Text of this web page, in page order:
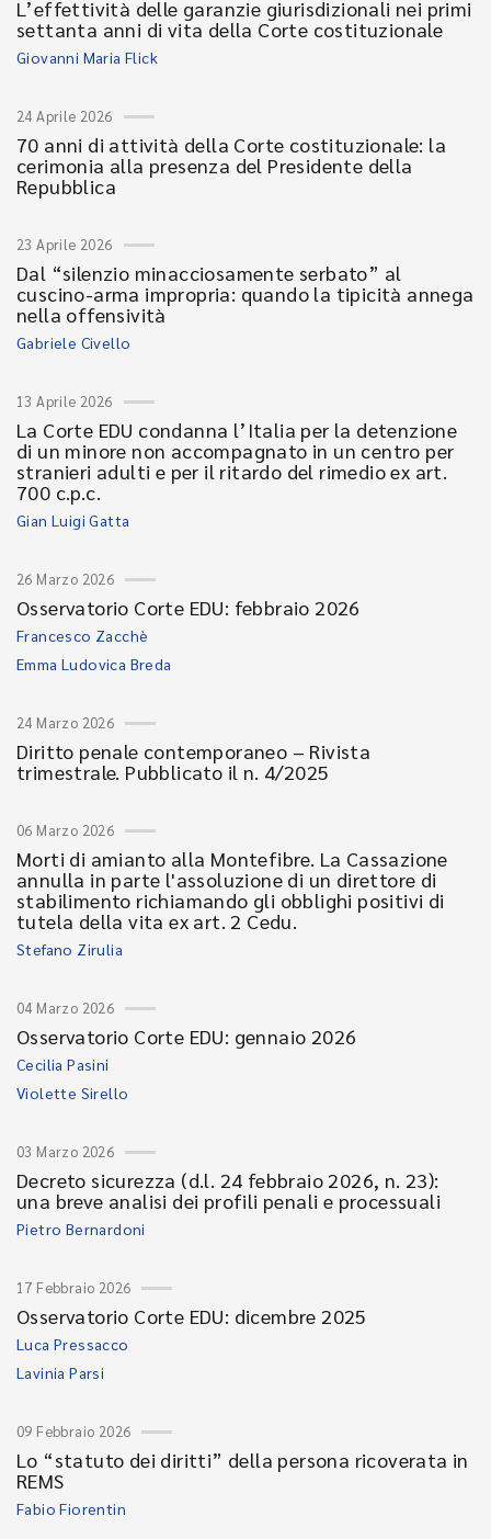
L’effettività delle garanzie giurisdizionali nei primi
settanta anni di vita della Corte costituzionale
Giovanni Maria Flick
24 Aprile 2026
70 anni di attività della Corte costituzionale: la
cerimonia alla presenza del Presidente della
Repubblica
23 Aprile 2026
Dal “silenzio minacciosamente serbato” al
cuscino-arma impropria: quando la tipicità annega
nella offensività
Gabriele Civello
13 Aprile 2026
La Corte EDU condanna l’Italia per la detenzione
di un minore non accompagnato in un centro per
stranieri adulti e per il ritardo del rimedio ex art.
700 c.p.c.
Gian Luigi Gatta
26 Marzo 2026
Osservatorio Corte EDU: febbraio 2026
Francesco Zacchè
Emma Ludovica Breda
24 Marzo 2026
Diritto penale contemporaneo – Rivista
trimestrale. Pubblicato il n. 4/2025
06 Marzo 2026
Morti di amianto alla Montefibre. La Cassazione
annulla in parte l'assoluzione di un direttore di
stabilimento richiamando gli obblighi positivi di
tutela della vita ex art. 2 Cedu.
Stefano Zirulia
04 Marzo 2026
Osservatorio Corte EDU: gennaio 2026
Cecilia Pasini
Violette Sirello
03 Marzo 2026
Decreto sicurezza (d.l. 24 febbraio 2026, n. 23):
una breve analisi dei profili penali e processuali
Pietro Bernardoni
17 Febbraio 2026
Osservatorio Corte EDU: dicembre 2025
Luca Pressacco
Lavinia Parsi
09 Febbraio 2026
Lo “statuto dei diritti” della persona ricoverata in
REMS
Fabio Fiorentin